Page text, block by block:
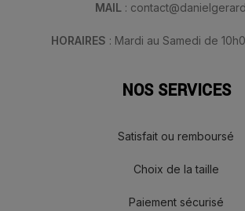
MAIL :
HORAIRES : Mardi au Samedi de
NOS SERVICES
Satisfait ou remboursé
Choix de la taille
Paiement sécurisé